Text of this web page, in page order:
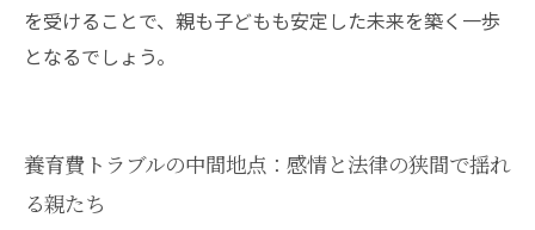
を受けることで、親も子どもも安定した未来を築く一歩
となるでしょう。
養育費トラブルの中間地点：感情と法律の狭間で揺れ
る親たち